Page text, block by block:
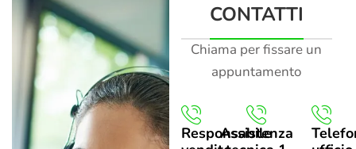
CONTATTI
Chiama per fissare un
appuntamento
Responsabile
Assistenza